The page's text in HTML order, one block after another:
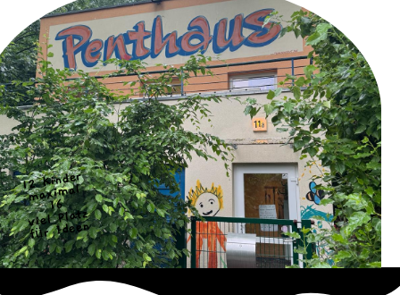
12 Kinder
maximal
16
viel Platz
für Ideen